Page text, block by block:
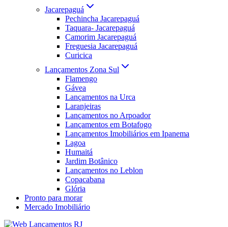
Jacarepaguá
Pechincha Jacarepaguá
Taquara- Jacarepaguá
Camorim Jacarepaguá
Freguesia Jacarepaguá
Curicica
Lançamentos Zona Sul
Flamengo
Gávea
Lançamentos na Urca
Laranjeiras
Lançamentos no Arpoador
Lançamentos em Botafogo
Lançamentos Imobiliários em Ipanema
Lagoa
Humaitá
Jardim Botânico
Lançamentos no Leblon
Copacabana
Glória
Pronto para morar
Mercado Imobiliário